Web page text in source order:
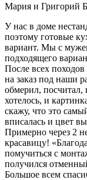
Мария и Григорий
У нас в доме
поэтому готовые
вариант. Мы с
подходящего
После всех
на заказ под наши
обмерил, посчитал,
хотелось, и
скажу, что это
вписалась и цвет
Примерно через 2
красавицу!
помучиться с
получился
Большое всем